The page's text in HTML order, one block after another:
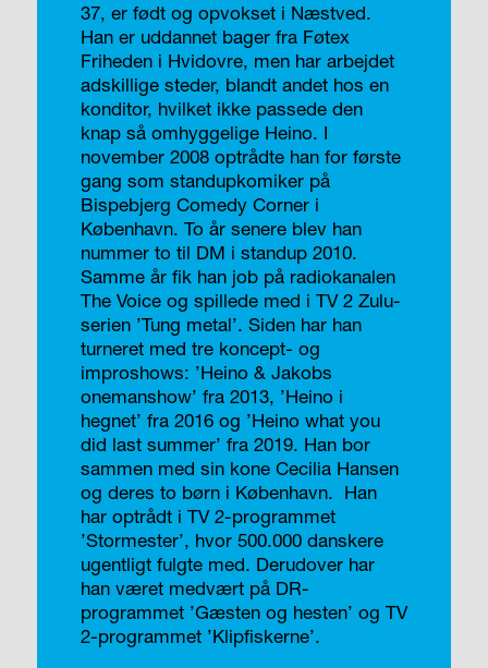
37, er født og opvokset i Næstved.
Han er uddannet bager fra Føtex
Friheden i Hvidovre, men har arbejdet
adskillige steder, blandt andet hos en
konditor, hvilket ikke passede den
knap så omhyggelige Heino. I
november 2008 optrådte han for første
gang som stand­upkomiker på
Bispebjerg Comedy Corner i
København. To år senere blev han
nummer to til DM i standup 2010.
Samme år fik han job på radiokanalen
The Voice og spillede med i TV 2 Zulu-
serien ’Tung metal’. Siden har han
turneret med tre koncept- og
improshows: ’Heino & Jakobs
onemanshow’ fra 2013, ’Heino i
hegnet’ fra 2016 og ’Heino what you
did last summer’ fra 2019. Han bor
sammen med sin kone Cecilia Hansen
og deres to børn i København. Han
har optrådt i TV 2-programmet
’Stormester’, hvor 500.000 danskere
ugentligt fulgte med. Derudover har
han været medvært på DR-
programmet ’Gæsten og hesten’ og TV
2-programmet ’Klipfiskerne’.